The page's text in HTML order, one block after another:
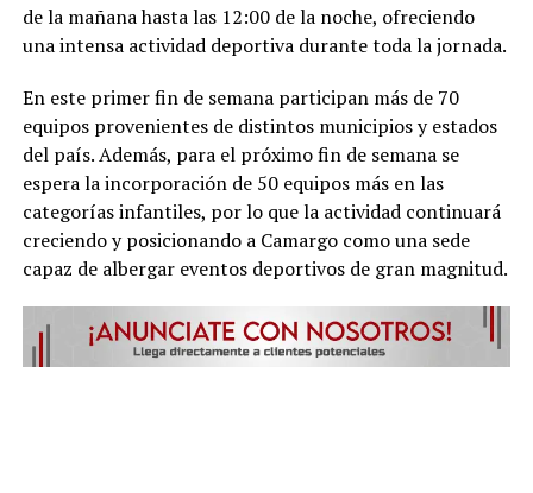
de la mañana hasta las 12:00 de la noche, ofreciendo
una intensa actividad deportiva durante toda la jornada.
En este primer fin de semana participan más de 70
equipos provenientes de distintos municipios y estados
del país. Además, para el próximo fin de semana se
espera la incorporación de 50 equipos más en las
categorías infantiles, por lo que la actividad continuará
creciendo y posicionando a Camargo como una sede
capaz de albergar eventos deportivos de gran magnitud.